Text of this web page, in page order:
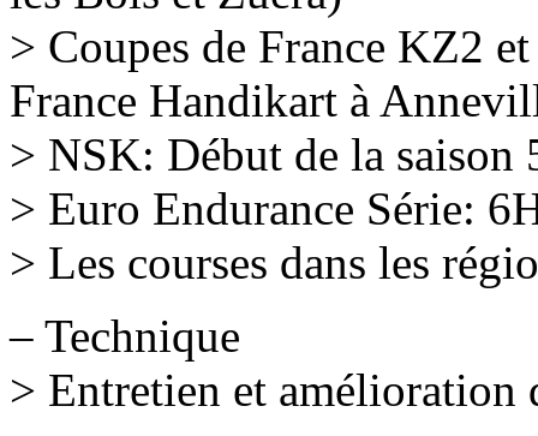
> Coupes de France KZ2
France Handikart à
> NSK: Début de la saison
> Euro Endurance Série:
> Les courses dans les
– Technique
> Entretien et amélioration